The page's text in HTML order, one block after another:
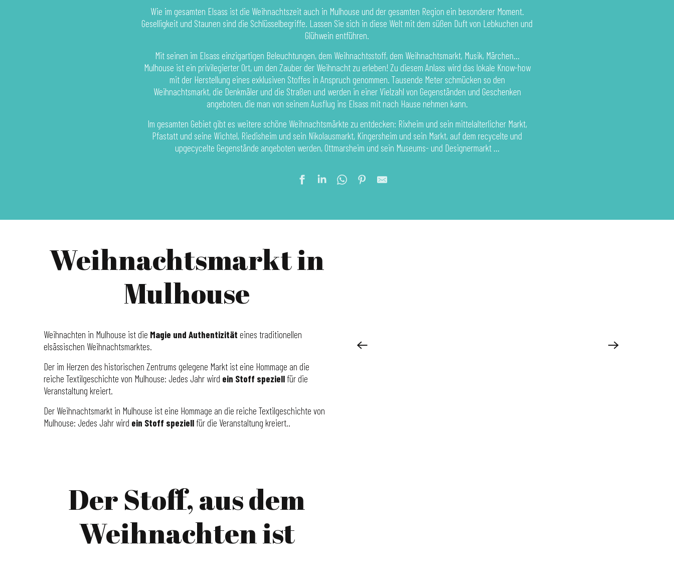
Wie im gesamten Elsass ist die Weihnachtszeit auch in Mulhouse und der gesamten Region ein besonderer Moment.
Geselligkeit und Staunen sind die Schlüsselbegriffe. Lassen Sie sich in diese Welt mit dem süßen Duft von Lebkuchen und
Glühwein entführen.
Mit seinen im Elsass einzigartigen Beleuchtungen, dem Weihnachtsstoff, dem Weihnachtsmarkt, Musik, Märchen…
Mulhouse ist ein privilegierter Ort, um den Zauber der Weihnacht zu erleben! Zu diesem Anlass wird das lokale Know-how
mit der Herstellung eines exklusiven Stoffes in Anspruch genommen. Tausende Meter schmücken so den
Weihnachtsmarkt, die Denkmäler und die Straßen und werden in einer Vielzahl von Gegenständen und Geschenken
angeboten, die man von seinem Ausflug ins Elsass mit nach Hause nehmen kann.
Im gesamten Gebiet gibt es weitere schöne Weihnachtsmärkte zu entdecken: Rixheim und sein mittelalterlicher Markt,
Pfastatt und seine Wichtel, Riedisheim und sein Nikolausmarkt, Kingersheim und sein Markt, auf dem recycelte und
upgecycelte Gegenstände angeboten werden, Ottmarsheim und sein Museums- und Designermarkt …
Weihnachtsmarkt in
Mulhouse
Weihnachten in Mulhouse ist die Magie und Authentizität eines traditionellen
elsässischen Weihnachtsmarktes.
Der im Herzen des historischen Zentrums gelegene Markt ist eine Hommage an die
reiche Textilgeschichte von Mulhouse: Jedes Jahr wird ein Stoff speziellfür die
Veranstaltung kreiert.
Der Weihnachtsmarkt in Mulhouse ist eine Hommage an die reiche Textilgeschichte von
Mulhouse: Jedes Jahr wird ein Stoff speziellfür die Veranstaltung kreiert..
Der Stoff, aus dem
Weihnachten ist